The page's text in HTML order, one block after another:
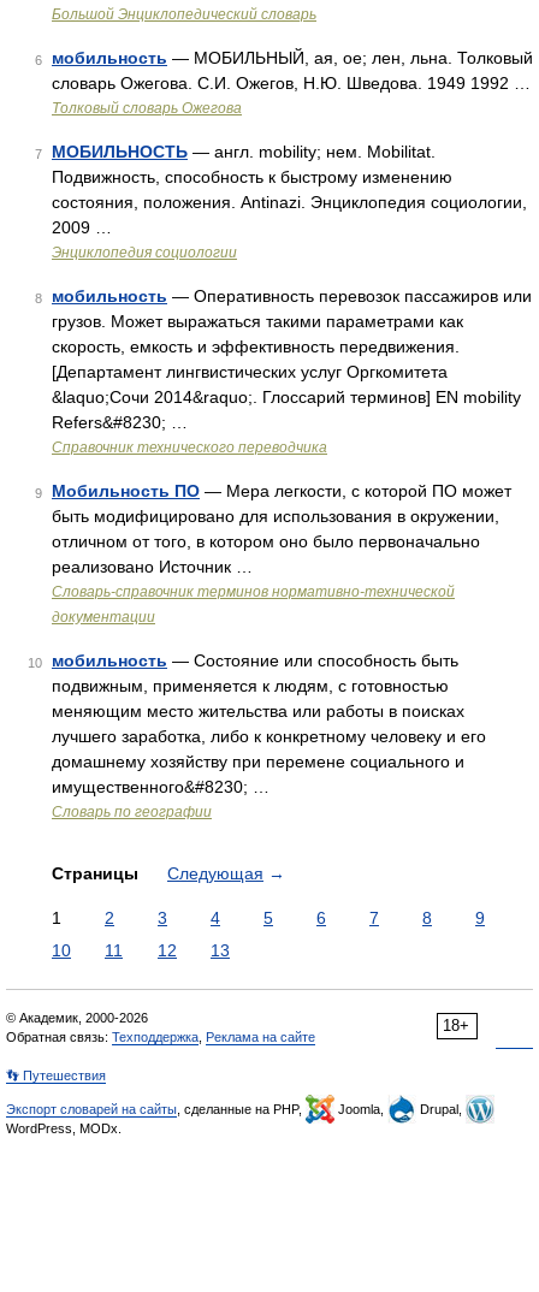
Большой Энциклопедический словарь
6 мобильность — МОБИЛЬНЫЙ, ая, ое; лен, льна. Толковый
словарь Ожегова. С.И. Ожегов, Н.Ю. Шведова. 1949 1992 …
Толковый словарь Ожегова
7 МОБИЛЬНОСТЬ — англ. mobility; нем. Mobilitat.
Подвижность, способность к быстрому изменению
состояния, положения. Antinazi. Энциклопедия социологии,
2009 …
Энциклопедия социологии
8 мобильность — Оперативность перевозок пассажиров или
грузов. Может выражаться такими параметрами как
скорость, емкость и эффективность передвижения.
[Департамент лингвистических услуг Оргкомитета
&laquo;Сочи 2014&raquo;. Глоссарий терминов] EN mobility
Refers&#8230; …
Справочник технического переводчика
9 Мобильность ПО — Мера легкости, с которой ПО может
быть модифицировано для использования в окружении,
отличном от того, в котором оно было первоначально
реализовано Источник …
Словарь-справочник терминов нормативно-технической
документации
10 мобильность — Состояние или способность быть
подвижным, применяется к людям, с готовностью
меняющим место жительства или работы в поисках
лучшего заработка, либо к конкретному человеку и его
домашнему хозяйству при перемене социального и
имущественного&#8230; …
Словарь по географии
Страницы Следующая →
1 2 3 4 5 6 7 8
9
10
11 12 13
18+
© Академик, 2000-2026
Обратная связь: Техподдержка Реклама на сайте
👣 Путешествия
Экспорт словарей на сайты , сделанные на PHP, Joomla,
Drupal,
WordPress, MODx.